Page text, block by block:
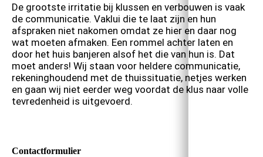
De grootste irritatie bij klussen en verbouwen is vaak
de communicatie. Vaklui die te laat zijn en hun
afspraken niet nakomen omdat ze hier en daar nog
wat moeten afmaken. Een rommel achter laten en
door het huis banjeren alsof het die van hun is. Dat
moet anders! Wij staan voor heldere communicatie,
rekeninghoudend met de thuissituatie, netjes werken
en gaan wij niet eerder weg voordat de klus naar volle
tevredenheid is uitgevoerd.
Contactformulier